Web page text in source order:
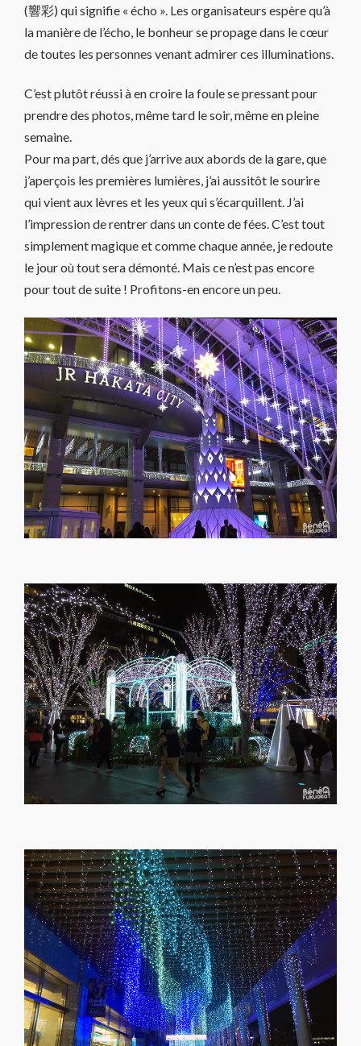
(響彩) qui signifie « écho ». Les organisateurs espère qu’à
la manière de l’écho, le bonheur se propage dans le cœur
de toutes les personnes venant admirer ces illuminations.
C’est plutôt réussi à en croire la foule se pressant pour
prendre des photos, même tard le soir, même en pleine
semaine.
Pour ma part, dés que j’arrive aux abords de la gare, que
j’aperçois les premières lumières, j’ai aussitôt le sourire
qui vient aux lèvres et les yeux qui s’écarquillent. J’ai
l’impression de rentrer dans un conte de fées. C’est tout
simplement magique et comme chaque année, je redoute
le jour où tout sera démonté. Mais ce n’est pas encore
pour tout de suite ! Profitons-en encore un peu.